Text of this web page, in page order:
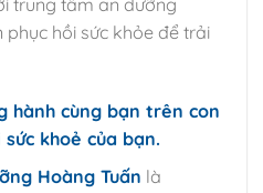
trung tâm an dưỡng
phục hồi sức khỏe để trải
hành cùng bạn trên con
khoẻ của bạn.
Hoàng Tuấn là